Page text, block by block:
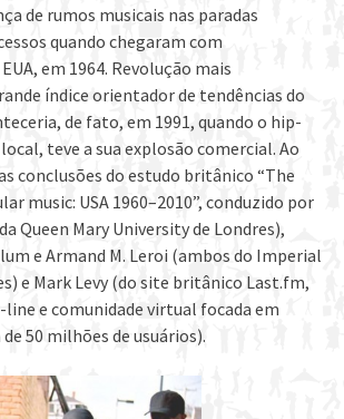
de rumos musicais nas paradas
quando chegaram com
em 1964. Revolução mais
índice orientador de tendências do
de fato, em 1991, quando o hip-
teve a sua explosão comercial. Ao
conclusões do estudo britânico “The
music: USA 1960–2010”, conduzido por
Queen Mary University de Londres),
e Armand M. Leroi (ambos do Imperial
e Mark Levy (do site britânico Last.fm,
e comunidade virtual focada em
50 milhões de usuários).